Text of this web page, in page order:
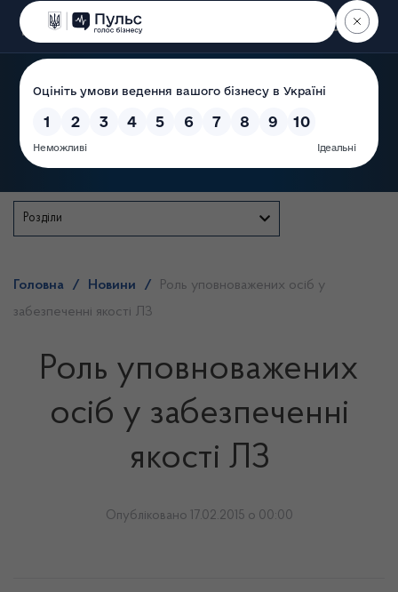
Пошук
Розділи
Головна / Новини /
Роль уповноважених осіб у
забезпеченні якості ЛЗ
Роль уповноважених
осіб у забезпеченні
якості ЛЗ
Опубліковано 17.02.2015 о 00:00